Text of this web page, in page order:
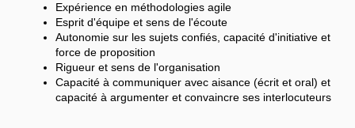
Expérience en méthodologies agile
Esprit d'équipe et sens de l'écoute
Autonomie sur les sujets confiés, capacité d'initiative et
force de proposition
Rigueur et sens de l'organisation
Capacité à communiquer avec aisance (écrit et oral) et
capacité à argumenter et convaincre ses interlocuteurs